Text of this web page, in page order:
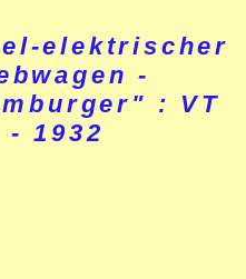
elektrischer
-
: VT
- 1932